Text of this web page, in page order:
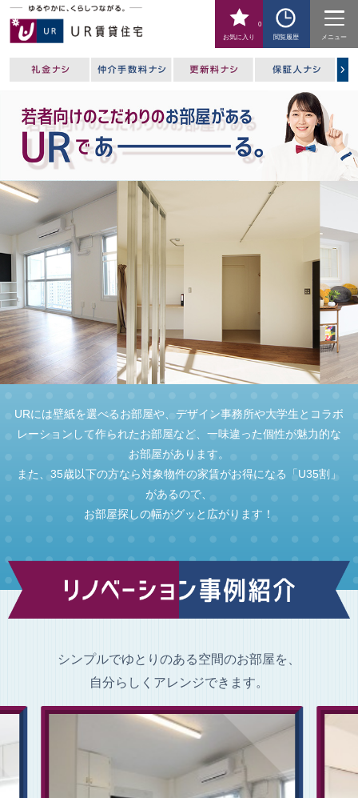
お気に入り
0
閲覧履歴
メニュー
URには壁紙を選べるお部屋や、デザイン事務所や大学生とコラボ
レーションして作られたお部屋など、一味違った個性が魅力的な
お部屋があります。
また、35歳以下の方なら対象物件の家賃がお得になる「U35割」
があるので、
お部屋探しの幅がグッと広がります！
シンプルでゆとりのある空間のお部屋を、
自分らしくアレンジできます。